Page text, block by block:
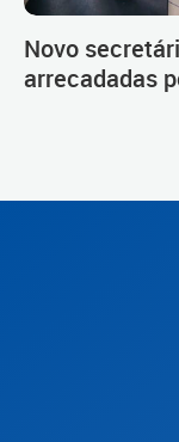
Novo
arrecadadas